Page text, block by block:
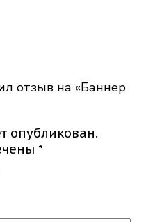
отзыв на «Баннер
опубликован.
*